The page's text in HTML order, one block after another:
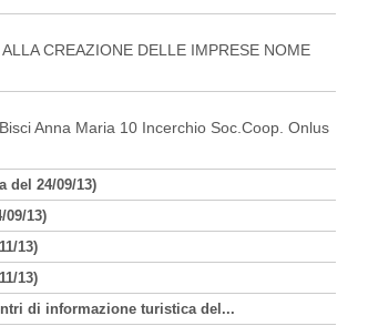
CREAZIONE DELLE IMPRESE NOME
Anna Maria 10 Incerchio Soc.Coop. Onlus
del 24/09/13)
09/13)
13)
13)
di informazione turistica del...